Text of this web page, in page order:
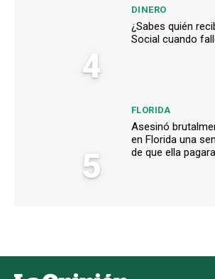
4
DINERO
¿Sabes quién
Social cuando
5
FLORIDA
Asesinó
en Florida una
de que ella